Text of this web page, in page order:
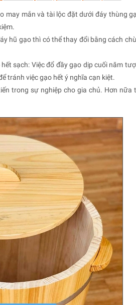
may mắn và tài lộc đặt dưới đáy thùng
hũ gạo thì có thể thay đổi bằng cách
sạch: Việc đổ đầy gạo dịp cuối năm
tránh việc gạo hết ý nghĩa cạn kiệt.
trong sự nghiệp cho gia chủ. Hơn nữa